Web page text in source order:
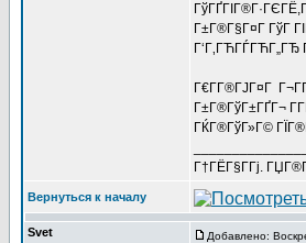
Г±Г®Г§Г¤Г ГўГ
Г‘Г‚ГЋГЃГЋГ„ГЂ
Г€Г­Г®ГЈГ¤Г
Г±Г®ГўГ±ГҐГ¬
ГЌГ®ГўГ»Г©
Г†ГЁГ§Г­Гј.
Вернуться к началу
Svet Добавлено: